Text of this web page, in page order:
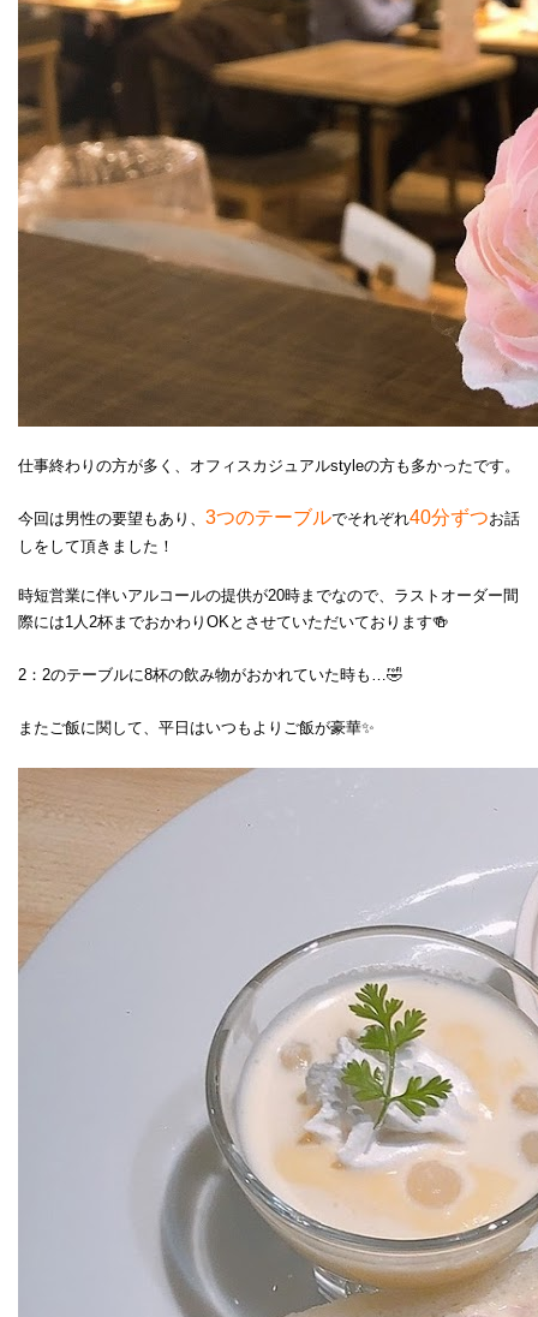
仕事終わりの方が多く、オフィスカジュアルstyleの方も多かったです。
今回は男性の要望もあり、 3つのテーブルでそれぞれ40分ずつお話
しをして頂きました！
時短営業に伴いアルコールの提供が20時までなので、ラストオーダー間
際には1人2杯までおかわりOKとさせていただいております🍻
2：2のテーブルに8杯の飲み物がおかれていた時も…🤣
またご飯に関して、平日はいつもよりご飯が豪華✨